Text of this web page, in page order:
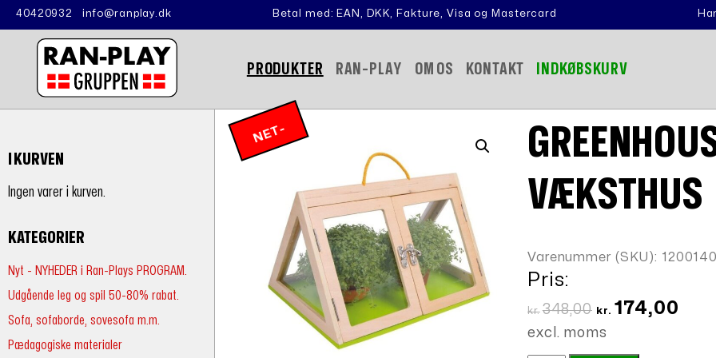
40420932 info@ranplay.dk Betal med: EAN, DKK, Fakture, Visa og Mastercard
PRODUKTER RAN-PLAY OM OS KONTAKT INDKØBSKURV
I KURVEN
Ingen varer i kurven.
KATEGORIER
Nyt - NYHEDER i Ran-Plays PROGRAM.
Udgående leg og spil 50-80% rabat.
Sofa, sofaborde, sovesofa m.m.
Pædagogiske materialer
N
E
T
-
P
RI
VÆKSTHUS
Varenummer (SKU): 1200140
Pris:
kr. 348,00
Den
kr. 174,00
excl. moms